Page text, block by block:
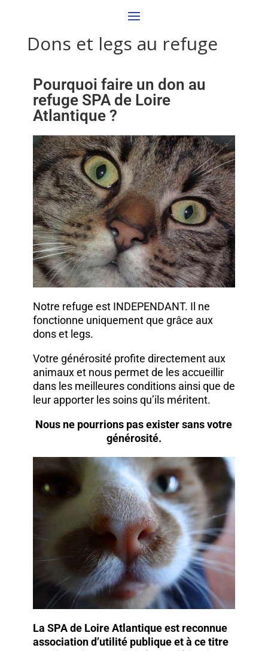
Dons et legs au refuge
Pourquoi faire un don au
refuge SPA de Loire
Atlantique ?
Notre refuge est INDEPENDANT. Il ne
fonctionne uniquement que grâce aux
dons et legs.
Votre générosité profite directement aux
animaux et nous permet de les accueillir
dans les meilleures conditions ainsi que de
leur apporter les soins qu’ils méritent.
Nous ne pourrions pas exister sans votre
générosité.
La SPA de Loire Atlantique est reconnue
association d’utilité publique et à ce titre